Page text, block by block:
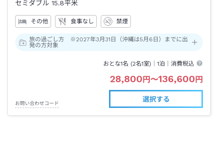
セミダブル 15.8平米
その他 食事なし 禁煙
旅の過ごし方 ※2027年3月31日（沖縄は5月6日）までに出
発の方対象
おとな1名 (2名1室)｜1泊 ｜消費税込
28,800 円 〜136,600 円
お問い合わせコード
選択する